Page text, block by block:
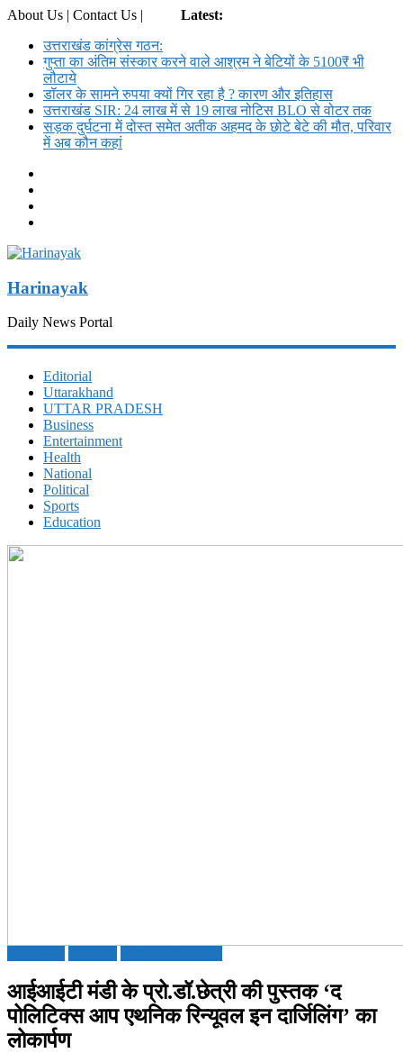
About Us | Contact Us |
Latest:
उत्तराखंड कांग्रेस गठन:
गुप्ता का अंतिम संस्कार करने वाले आश्रम ने बेटियों के 5100₹ भी
लौटाये
डॉलर के सामने रुपया क्यों गिर रहा है ? कारण और इतिहास
उत्तराखंड SIR: 24 लाख में से 19 लाख नोटिस BLO से वोटर तक
सड़क दुर्घटना में दोस्त समेत अतीक अहमद के छोटे बेटे की मौत, परिवार
में अब कौन कहां
Harinayak
Daily News Portal
Editorial
Uttarakhand
UTTAR PRADESH
Business
Entertainment
Health
National
Political
Sports
Education
आईआईटी मंडी के प्रो.डॉ.छेत्री की पुस्तक ‘द
पोलिटिक्स आप एथनिक रिन्यूवल इन दार्जिलिंग’ का
लोकार्पण